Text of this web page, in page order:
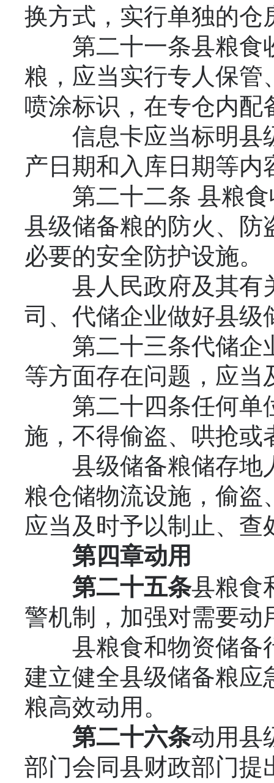
换方式，实行单独的仓
第二十一条县粮食
粮，应当实行专人保管
喷涂标识，在专仓内配
信息卡应当标明县
产日期和入库日期等
第二十二条 县粮食
县级储备粮的防火、防
必要的安全防护设施。
县人民政府及其有
司、代储企业做好县级
第二十三条代储企
等方面存在问题，应当
第二十四条任何单
施，不得偷盗、哄抢或
县级储备粮储存地
粮仓储物流设施，偷盗
应当及时予以制止、查
第四章动用
第二十五条县粮食
警机制，加强对需要动
县粮食和物资储备
建立健全县级储备粮应
粮高效动用。
第二十六条动用县
部门会同县财政部门提